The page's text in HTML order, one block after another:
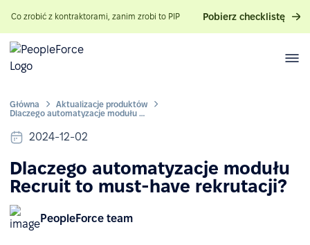
Co zrobić z kontraktorami, zanim zrobi to PIP Pobierz checklistę
Główna
Aktualizacje produktów
Dlaczego automatyzacje modułu Recruit to must-have rekrutacji?
2024-12-02
Dlaczego automatyzacje modułu
Recruit to must-have rekrutacji?
PeopleForce team